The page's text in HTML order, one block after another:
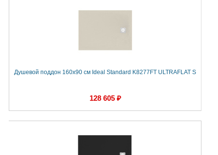
Душевой поддон 160х90 см Ideal Standard K8277FT ULTRAFLAT S
128 605 ₽